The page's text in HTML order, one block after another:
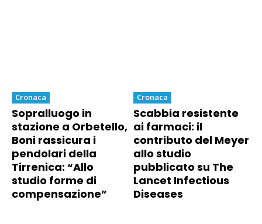
Cronaca
Sopralluogo in
stazione a Orbetello,
Boni rassicura i
pendolari della
Tirrenica: “Allo
studio forme di
compensazione”
Cronaca
Scabbia resistente
ai farmaci: il
contributo del Meyer
allo studio
pubblicato su The
Lancet Infectious
Diseases